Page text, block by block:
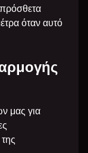
όταν αυτό
μας για